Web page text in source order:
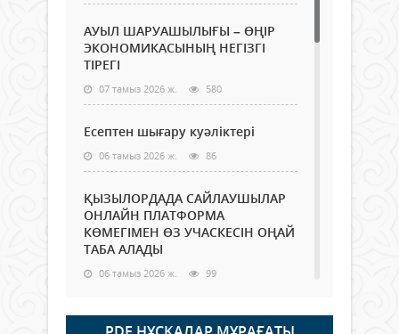
АУЫЛ ШАРУАШЫЛЫҒЫ – ӨҢІР
ЭКОНОМИКАСЫНЫҢ НЕГІЗГІ
ТІРЕГІ
07 тамыз 2026 ж. 580
Есептен шығару куәліктері
06 тамыз 2026 ж. 86
ҚЫЗЫЛОРДАДА САЙЛАУШЫЛАР
ОНЛАЙН ПЛАТФОРМА
КӨМЕГІМЕН ӨЗ УЧАСКЕСІН ОҢАЙ
ТАБА АЛАДЫ
06 тамыз 2026 ж. 99
Open Air: Қызылорда облысы